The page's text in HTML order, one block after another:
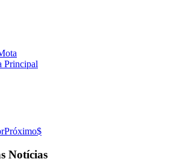
Principal
Próximo
Notícias